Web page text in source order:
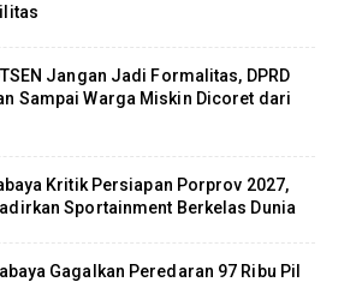
Jangan Jadi Formalitas, DPRD
Sampai Warga Miskin Dicoret dari
Kritik Persiapan Porprov 2027,
Sportainment Berkelas Dunia
Gagalkan Peredaran 97 Ribu Pil